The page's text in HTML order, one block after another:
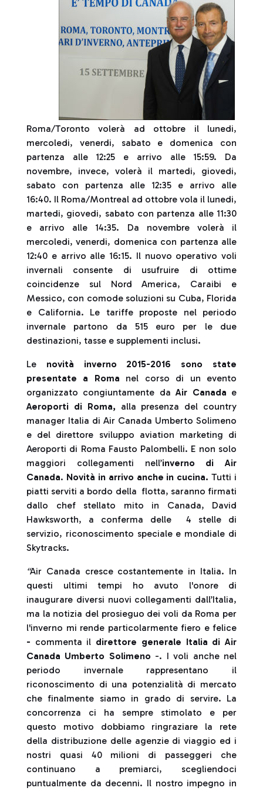
Roma/Toronto volerà ad ottobre il lunedi,
mercoledi, venerdi, sabato e domenica con
partenza alle 12:25 e arrivo alle 15:59. Da
novembre, invece, volerà il martedi, giovedi,
sabato con partenza alle 12:35 e arrivo alle
16:40. Il Roma/Montreal ad ottobre vola il lunedi,
martedi, giovedi, sabato con partenza alle 11:30
e arrivo alle 14:35. Da novembre volerà il
mercoledi, venerdi, domenica con partenza alle
12:40 e arrivo alle 16:15. Il nuovo operativo voli
invernali consente di usufruire di ottime
coincidenze sul Nord America, Caraibi e
Messico, con comode soluzioni su Cuba, Florida
e California‎. Le tariffe proposte nel periodo
invernale partono da 515 euro per le due
destinazioni, tasse e supplementi inclusi.
Le novità inverno 2015-2016 sono state
presentate a Roma nel corso di un evento
organizzato congiuntamente daAir Canada e
Aeroporti di Roma, alla presenza del country
manager Italia di Air Canada Umberto Solimeno
e del direttore sviluppo aviation marketing di
Aeroporti di Roma Fausto Palombelli. E non solo
maggiori collegamenti nell’inverno di Air
Canada. Novità in arrivo anche in cucina.Tutti i
piatti serviti a bordo della flotta, saranno firmati
dallo chef stellato mito in Canada, David
Hawksworth, a conferma delle 4 stelle di
servizio, riconoscimento speciale e mondiale di
Skytracks.
“Air Canada cresce costantemente in Italia. In
questi ultimi tempi ho avuto l'onore di
inaugurare diversi nuovi collegamenti dall’Italia,
ma la notizia del prosieguo dei voli da Roma per
l'inverno mi rende particolarmente fiero e felice
- commenta il direttore generale Italia di Air
Canada Umberto Solimeno -. I voli anche nel
periodo invernale rappresentano il
riconoscimento di una potenzialità di mercato
che finalmente siamo in grado di servire. La
concorrenza ci ha sempre stimolato e per
questo motivo dobbiamo ringraziare la rete
della distribuzione delle agenzie di viaggio ed i
nostri quasi 40 milioni di passeggeri che
continuano a premiarci, scegliendoci
puntualmente da decenni. Il nostro impegno in